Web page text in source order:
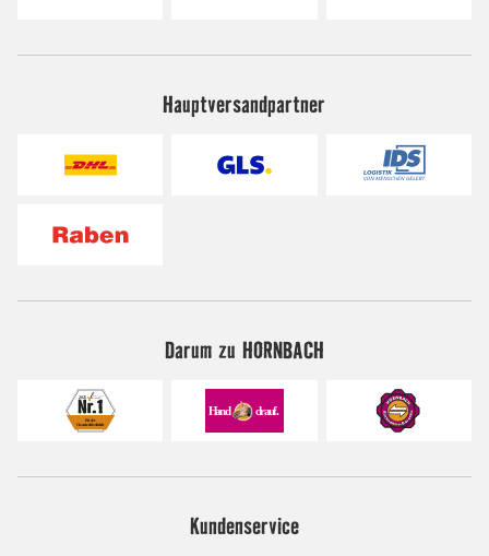
Hauptversandpartner
Darum zu HORNBACH
Kundenservice